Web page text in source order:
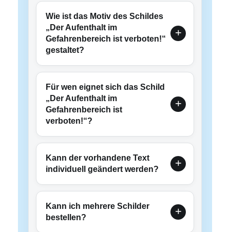
Wie ist das Motiv des Schildes
„Der Aufenthalt im
Gefahrenbereich ist verboten!“
gestaltet?
Für wen eignet sich das Schild
„Der Aufenthalt im
Gefahrenbereich ist
verboten!“?
Kann der vorhandene Text
individuell geändert werden?
Kann ich mehrere Schilder
bestellen?